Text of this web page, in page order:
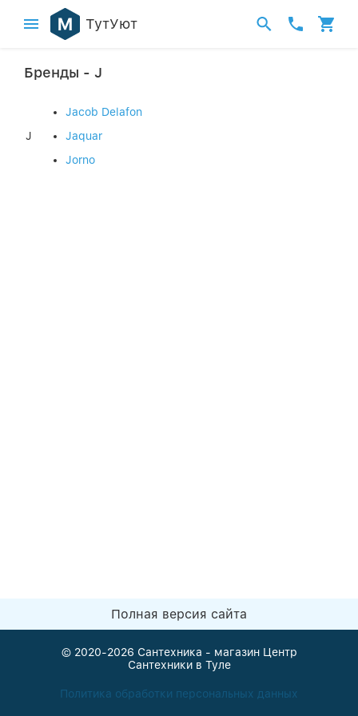
ТутУют
Бренды - J
J
Jacob Delafon
Jaquar
Jorno
Полная версия сайта
© 2020-2026 Сантехника - магазин Центр
Сантехники в Туле
Политика обработки персональных данных